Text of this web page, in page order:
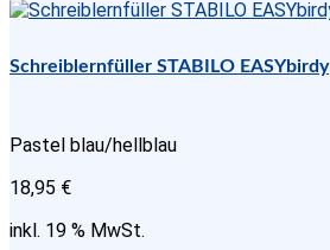
Schreiblernfüller STABILO EASYbirdy
Pastel blau/hellblau
18,95 €
inkl. 19 % MwSt.